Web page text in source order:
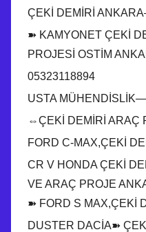
ÇEKİ DEMİRİ
➽ KAMYONET ÇEKİ
PROJESİ OSTİM
05323118894
USTA
⇔ÇEKİ DEMİRİ ARAÇ
FORD C-MAX,ÇEKİ
CR V HONDA ÇEKİ
VE ARAÇ PROJE
➽ FORD S MAX,ÇEKİ
DUSTER DACİA➽